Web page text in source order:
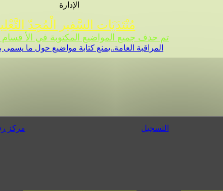
الإدارة
مُنْتَدَيَات السَّفِير الْمُجِدّ
تم حدف جميع المواضيع المكتوبة في الأ قسام
المراقبة العامة..يمنع كتابة مواضيع حول ما يسمى
التسجيل مركز